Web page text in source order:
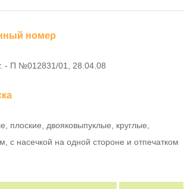
номер
- П №012831/01, 28.04.08
плоские, двояковыпуклые, круглые,
с насечкой на одной стороне и отпечатком